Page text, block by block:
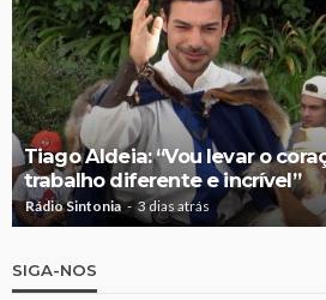
Tiago Aldeia: “Vou levar o
trabalho diferente e incrível”
Rádio Sintonia 3 dias atrás
SIGA-NOS